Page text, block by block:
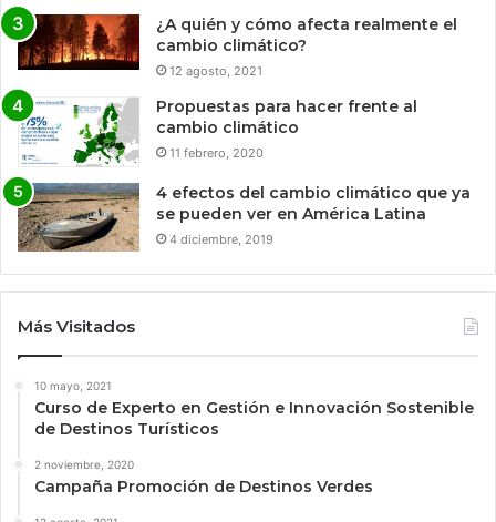
¿A quién y cómo afecta realmente el
cambio climático?
12 agosto, 2021
Propuestas para hacer frente al
cambio climático
11 febrero, 2020
4 efectos del cambio climático que ya
se pueden ver en América Latina
4 diciembre, 2019
Más Visitados
10 mayo, 2021
Curso de Experto en Gestión e Innovación Sostenible
de Destinos Turísticos
2 noviembre, 2020
Campaña Promoción de Destinos Verdes